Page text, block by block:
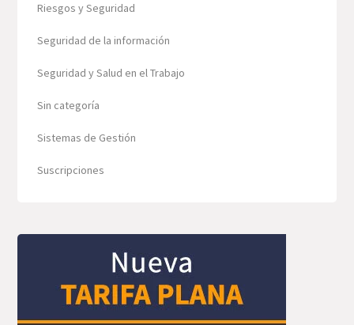
Riesgos y Seguridad
Seguridad de la información
Seguridad y Salud en el Trabajo
Sin categoría
Sistemas de Gestión
Suscripciones